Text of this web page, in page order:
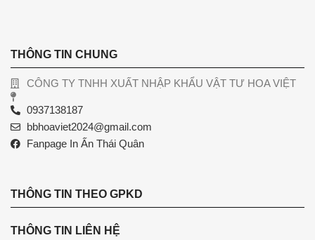
THÔNG TIN CHUNG
CÔNG TY TNHH XUẤT NHẬP KHẨU VẬT TƯ HOA VIỆT
0937138187
bbhoaviet2024@gmail.com
Fanpage In Ấn Thái Quân
THÔNG TIN THEO GPKD
THÔNG TIN LIÊN HỆ